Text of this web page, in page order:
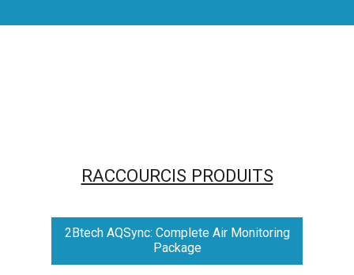
RACCOURCIS PRODUITS
2Btech AQSync: Complete Air Monitoring
Package